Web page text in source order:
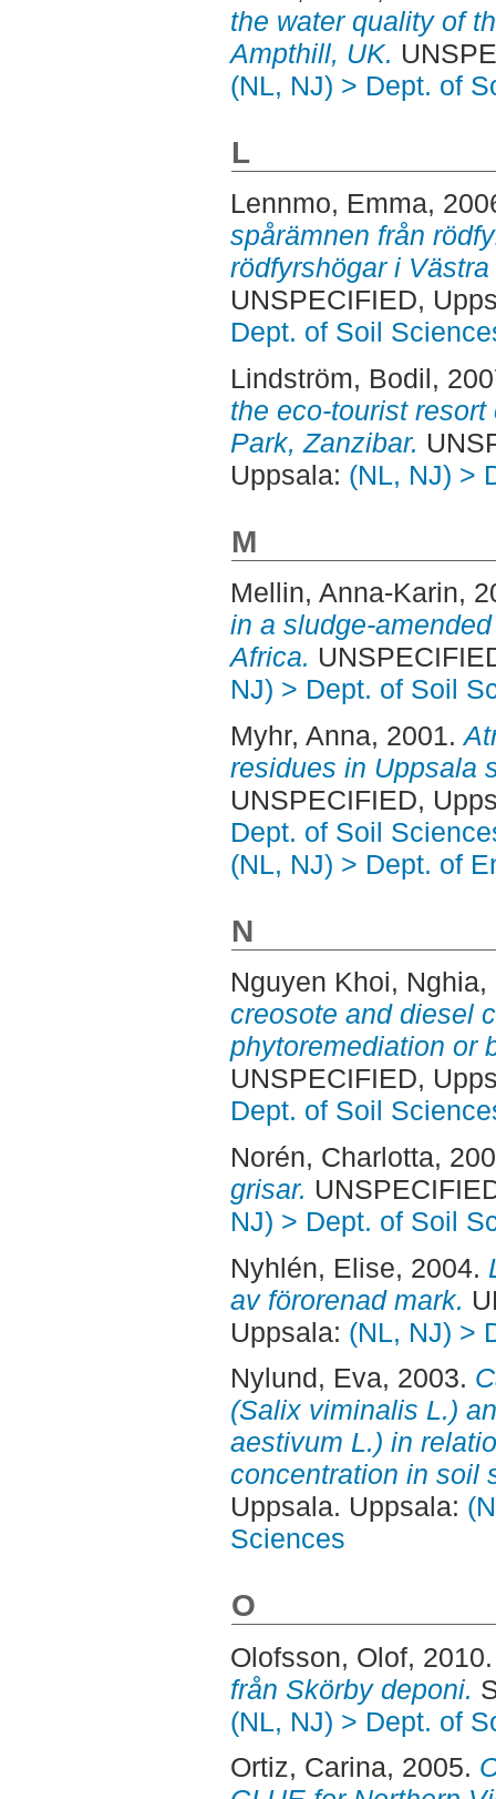
the water quality of
Ampthill, UK.
(NL, NJ) > Dept. of
L
Lennmo, Emma,
spårämnen från
rödfyrshögar i
UNSPECIFIED,
Dept. of Soil
Lindström, Bodil,
the eco-tourist
Park, Zanzibar.
Uppsala: (NL, NJ) >
M
Mellin, Anna-Karin,
in a sludge-
Africa.
NJ) > Dept. of Soil
Myhr, Anna, 2001.
residues in Uppsala
UNSPECIFIED,
Dept. of Soil
(NL, NJ) > Dept. of
N
Nguyen Khoi, Nghia,
creosote and diesel
phytoremediation or
UNSPECIFIED,
Dept. of Soil
Norén, Charlotta,
grisar.
NJ) > Dept. of Soil
Nyhlén, Elise, 2004.
av förorenad mark.
Uppsala: (NL, NJ) >
Nylund, Eva, 2003.
(Salix viminalis L.)
aestivum L.) in
concentration in soil
Uppsala. Uppsala:
Sciences
O
Olofsson, Olof,
från Skörby deponi.
(NL, NJ) > Dept. of
Ortiz, Carina, 2005.